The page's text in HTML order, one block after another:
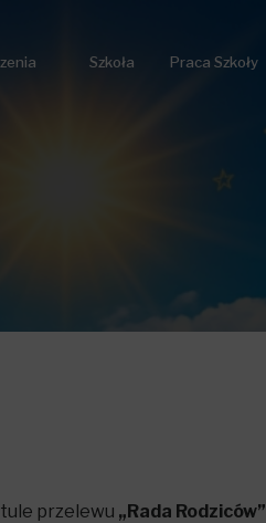
Szkoła Praca Szkoły
przelewu „Rada Rodziców”